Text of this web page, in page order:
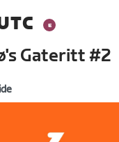
Gateritt #2